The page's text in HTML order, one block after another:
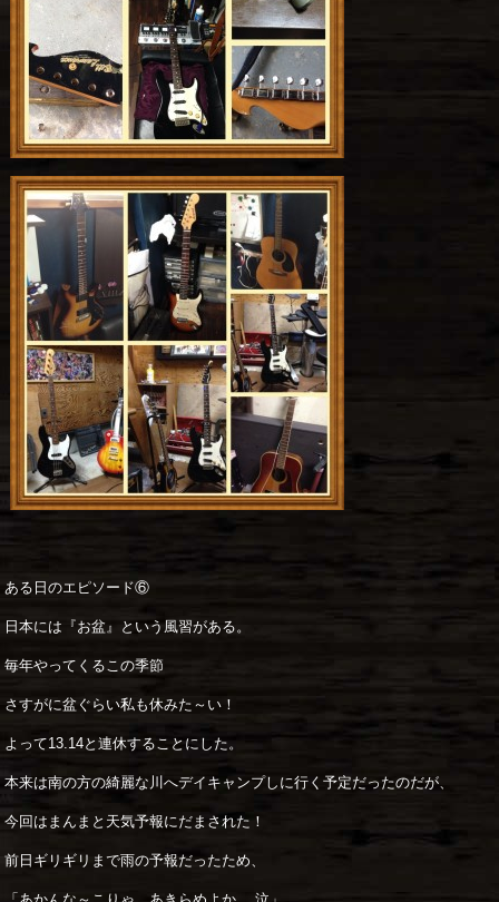
ある日のエピソード⑥
日本には『お盆』という風習がある。
毎年やってくるこの季節
さすがに盆ぐらい私も休みた～い！
よって13.14と連休することにした。
本来は南の方の綺麗な川へデイキャンプしに行く予定だったのだが、
今回はまんまと天気予報にだまされた！
前日ギリギリまで雨の予報だったため、